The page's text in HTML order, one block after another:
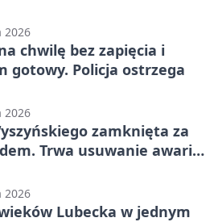
2026
chwilę bez zapięcia i
gotowy. Policja ostrzega
2026
zamknięta za
Trwa usuwanie awarii
2026
Lubecka w jednym